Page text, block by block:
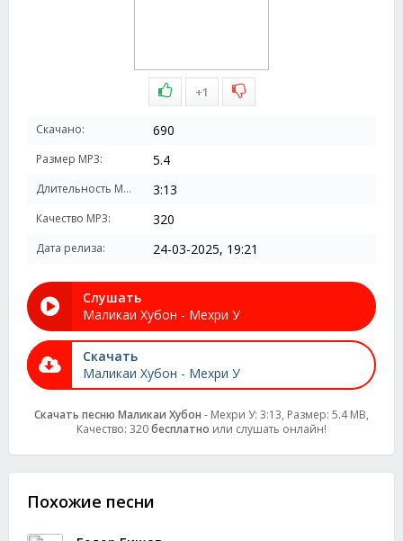
+1
Скачано: 690
Размер MP3: 5.4
Длительность MP3: 3:13
Качество MP3: 320
Дата релиза: 24-03-2025, 19:21
Слушать
Маликаи Хубон - Мехри У
Скачать
Маликаи Хубон - Мехри У
Скачать песню Маликаи Хубон - Мехри У: 3:13, Размер: 5.4 MB,
Качество: 320бесплатно или слушать онлайн!
Похожие песни